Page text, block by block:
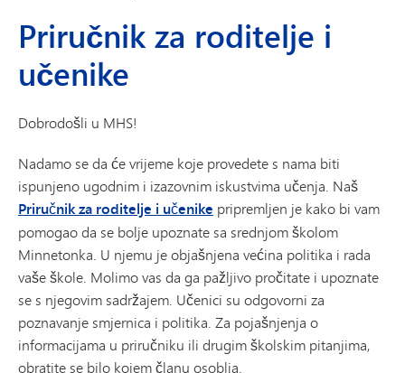
Priručnik za roditelje i
učenike
Dobrodošli u MHS!
Nadamo se da će vrijeme koje provedete s nama biti
ispunjeno ugodnim i izazovnim iskustvima učenja. Naš
Priručnik za roditelje i učenike pripremljen je kako bi vam
pomogao da se bolje upoznate sa srednjom školom
Minnetonka. U njemu je objašnjena većina politika i rada
vaše škole. Molimo vas da ga pažljivo pročitate i upoznate
se s njegovim sadržajem. Učenici su odgovorni za
poznavanje smjernica i politika. Za pojašnjenja o
informacijama u priručniku ili drugim školskim pitanjima,
obratite se bilo kojem članu osoblja.